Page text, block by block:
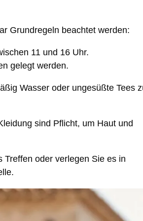
Grundregeln beachtet werden:
11 und 16 Uhr.
gelegt werden.
Wasser oder ungesüßte Tees
sind Pflicht, um Haut und
oder verlegen Sie es in